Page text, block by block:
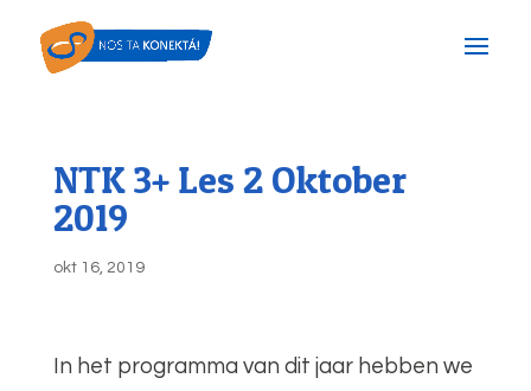
NTK 3+ Les 2 Oktober
2019
okt 16, 2019
In het programma van dit jaar hebben we